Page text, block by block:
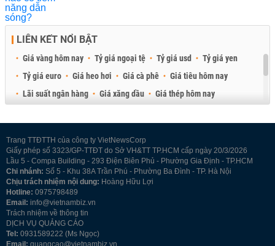
LIÊN KẾT NỔI BẬT
Giá vàng hôm nay Tỷ giá ngoại tệ Tỷ giá usd
Tỷ giá yen
Tỷ giá euro
Giá heo hơi Giá cà phê
Giá tiêu hôm nay
Lãi suất ngân hàng
Giá xăng dầu
Giá thép hôm nay
Trang TTĐTTH của công ty VietNewsCorp
Giấy phép số 3323/GP-TTĐT do Sở VH&TT TP.HCM cấp ngày 20/3/2026
Lầu 5 - Compa Building - 293 Điện Biên Phủ - Phường Gia Định - TP.HCM
Chi nhánh: Số 5 - Khu 38A Trần Phú - Phường Ba Đình - TP. Hà Nội
Chịu trách nhiệm nội dung: Hoàng Hữu Lợi
Hotline: 0975798489
Email: info@vietnambiz.vn
Trách nhiệm về thông tin
DỊCH VỤ QUẢNG CÁO
Tel: 0931589222 (Ms Ngọc)
Email: quangcao@vietnambiz.vn